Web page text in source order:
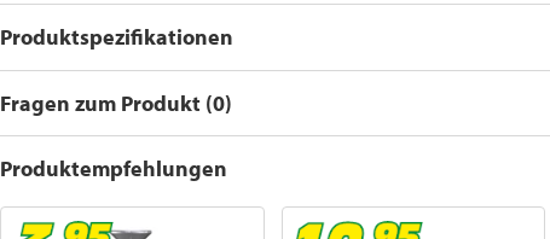
Produktspezifikationen
Fragen zum Produkt (0)
Produktempfehlungen